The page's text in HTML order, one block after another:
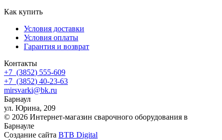
Как купить
Условия доставки
Условия оплаты
Гарантия и возврат
Контакты
+7 (3852) 555-609
+7 (3852) 40-23-63
mirsvarki@bk.ru
Барнаул
ул. Юрина, 209
© 2026 Интернет-магазин сварочного оборудования в
Барнауле
Создание сайта BTB Digital